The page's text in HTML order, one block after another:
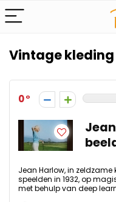
Vintage kleding
0
Jean Harlow, in
speelden in 1932, op
met behulp van deep